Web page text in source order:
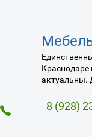
Краснодаре
актуальны.
8 (928)